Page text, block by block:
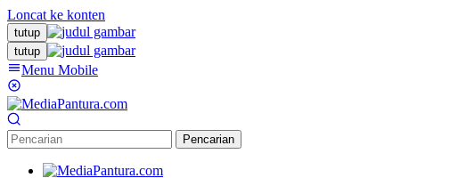
Loncat ke konten
tutup
tutup
Menu Mobile
Pencarian